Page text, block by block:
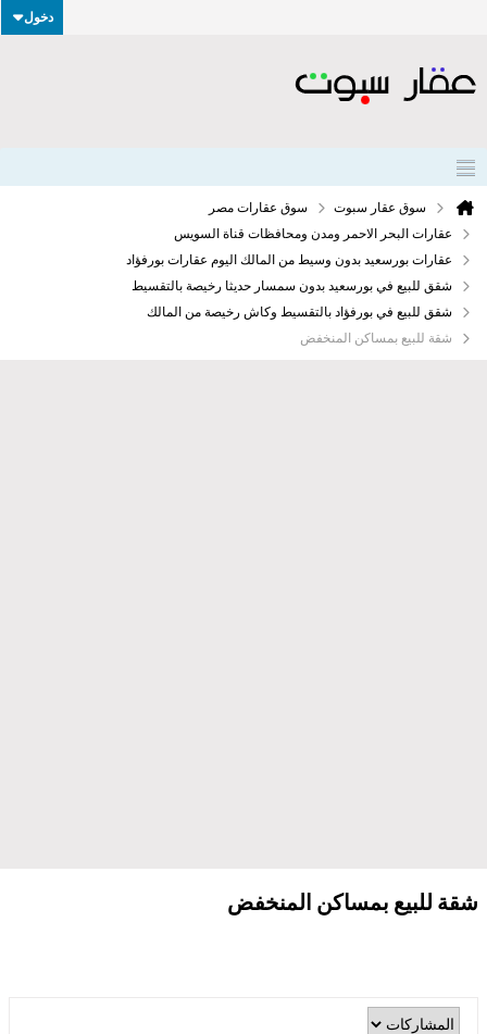
دخول
سوق عقار سبوت
سوق عقارات مصر
عقارات البحر الاحمر ومدن ومحافظات قناة السويس
عقارات بورسعيد بدون وسيط من المالك اليوم عقارات بورفؤاد
شقق للبيع في بورسعيد بدون سمسار حديثا رخيصة بالتقسيط
شقق للبيع في بورفؤاد بالتقسيط وكاش رخيصة من المالك
شقة للبيع بمساكن المنخفض
شقة للبيع بمساكن المنخفض